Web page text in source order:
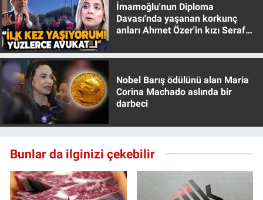
İmamoğlu'nun Diploma
Davası'nda yaşanan korkunç
anları Ahmet Özer'in kızı Seraf
Nobel Barış ödülünü alan Maria
Corina Machado aslında bir
darbeci
Bunlar da ilginizi çekebilir